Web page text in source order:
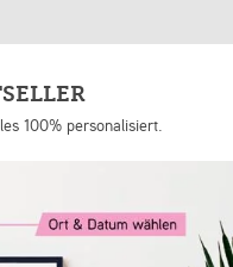
100% personalisiert.